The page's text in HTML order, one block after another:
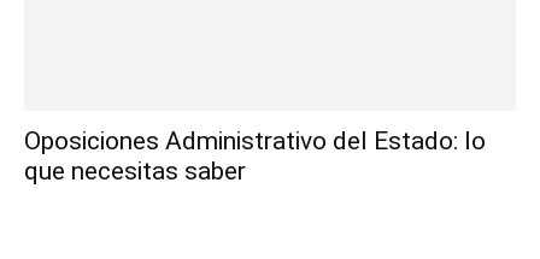
Oposiciones Administrativo del Estado: lo
que necesitas saber